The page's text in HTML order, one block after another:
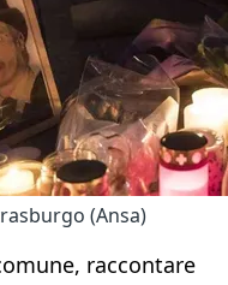
(Ansa)
raccontare